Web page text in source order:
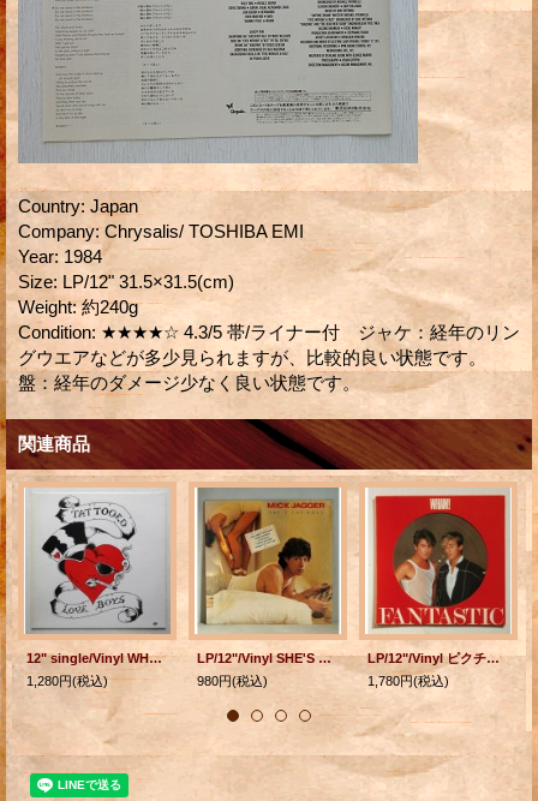
Country: Japan
Company: Chrysalis/ TOSHIBA EMI
Year: 1984
Size: LP/12" 31.5×31.5(cm)
Weight: 約240g
Condition: ★★★★☆ 4.3/5 帯/ライナー付 ジャケ：経年のリン
グウエアなどが多少見られますが、比較的良い状態です。
盤：経年のダメージ少なく良い状態です。
関連商品
12" single/Vinyl WHY WALTZ WHEN YOU CAN ROCK 'N' ROLL TAT TOOED LOVE BOYS タトゥード・ラブ・ボーイズ (1987) LIOUEUR BROS. RECORDS
1,280円(税込)
LP/12"/Vinyl SHE'S THE BOSS MICK JAGGER (1985) COLOMBIA ‎ステッカー・オン・カバー/シュリンク/オリジナルスリーブ ‎
980円(税込)
LP/12"/Vinyl ピクチャーレコード FANTASTIC ファンタスティック WHAM! ワム！ (1983) Epic 帯なし/歌詞カード＆ライナー付
1,780円(税込)